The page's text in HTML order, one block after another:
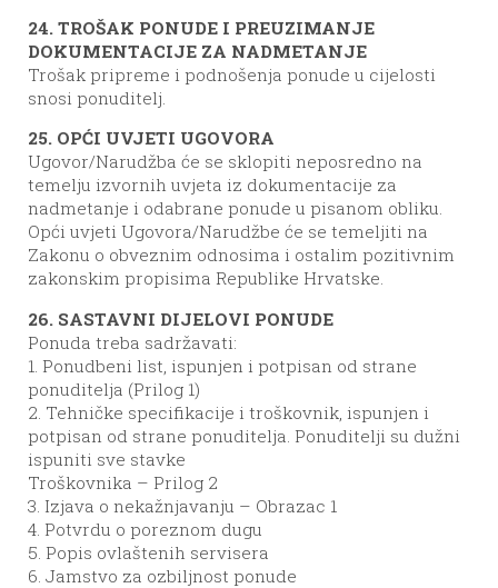
24. TROŠAK PONUDE I PREUZIMANJE
DOKUMENTACIJE ZA NADMETANJE
Trošak pripreme i podnošenja ponude u cijelosti
snosi ponuditelj.
25. OPĆI UVJETI UGOVORA
Ugovor/Narudžba će se sklopiti neposredno na
temelju izvornih uvjeta iz dokumentacije za
nadmetanje i odabrane ponude u pisanom obliku.
Opći uvjeti Ugovora/Narudžbe će se temeljiti na
Zakonu o obveznim odnosima i ostalim pozitivnim
zakonskim propisima Republike Hrvatske.
26. SASTAVNI DIJELOVI PONUDE
Ponuda treba sadržavati:
1. Ponudbeni list, ispunjen i potpisan od strane
ponuditelja (Prilog 1)
2. Tehničke specifikacije i troškovnik, ispunjen i
potpisan od strane ponuditelja. Ponuditelji su dužni
ispuniti sve stavke
Troškovnika – Prilog 2
3. Izjava o nekažnjavanju – Obrazac 1
4. Potvrdu o poreznom dugu
5. Popis ovlaštenih servisera
6. Jamstvo za ozbiljnost ponude